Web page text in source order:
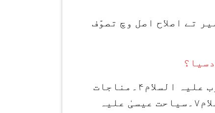
تے اصلاح اصل وچ تصوّف
علیہ السلام ۴ ۔مناجات
۷ ۔سیاحت عیسیٰ علیہ